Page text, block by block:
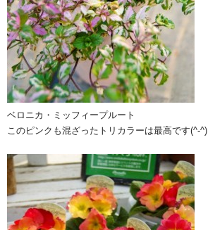
ベロニカ・ミッフィープルート
このピンクも混ざったトリカラーは最高です(^-^)